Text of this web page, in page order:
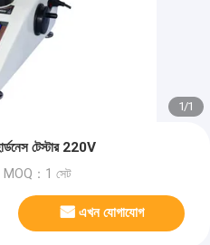
1/1
টেস্টার 220V
MOQ：1 সেট
এখন যোগাযোগ